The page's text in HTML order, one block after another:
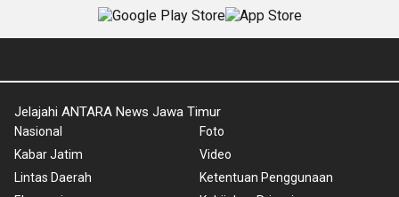
Jelajahi ANTARA News Jawa Timur
Nasional
Kabar Jatim
Lintas Daerah
Foto
Video
Ketentuan Penggunaan